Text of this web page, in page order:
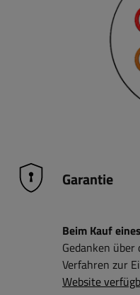
Garantie
Beim Kauf
Gedanken
Verfahren zur
Website